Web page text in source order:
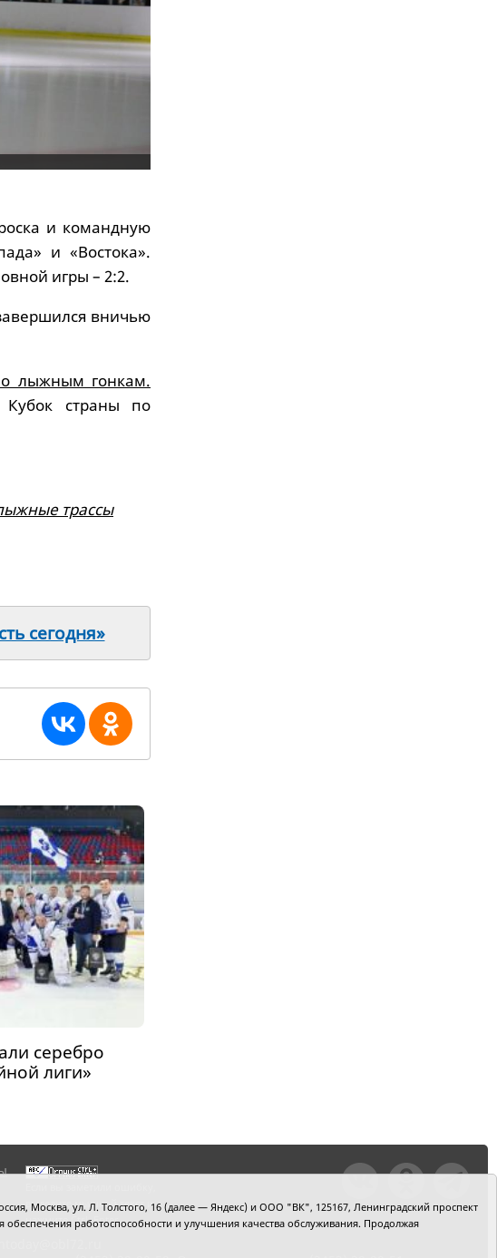
и командную
и «Востока».
игры – 2:2.
вничью
лыжным гонкам.
страны по
трассы
сегодня»
серебро
лиги»
выделите мышкой текст и
нажмитеCtrl+Enter
Москва, ул. Л. Толстого, 16 (далее — Яндекс) и ООО "ВК", 125167, Ленинградский проспект
работоспособности и улучшения качества обслуживания. Продолжая